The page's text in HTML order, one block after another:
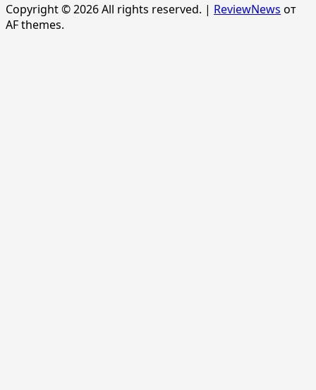
Copyright © 2026 All rights reserved. | ReviewNews от
AF themes.